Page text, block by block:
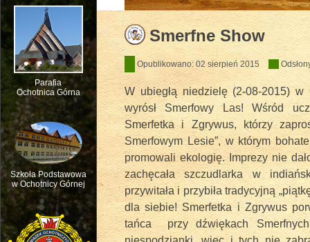
Parafia
Ochotnica Górna
Szkoła Podstawowa
w Ochotnicy Górnej
Dziecięcy Teatr Muzyczny HEJO w
Msza św. w intencji ruchu
Smerfne Show
Opublikowano: 02 sierpień 2015
W ubiegłą niedzielę (2-08-2015)
wyrósł Smerfowy Las! Wśród
Smerfetka i Zgrywus, którzy
Smerfowym Lesie”, w którym
promowali ekologię. Imprezy nie
zachęcała szczudlarka w
przywitała i przybiła tradycyjną
dla siebie! Smerfetka i Zgrywus
tańca przy dźwiękach